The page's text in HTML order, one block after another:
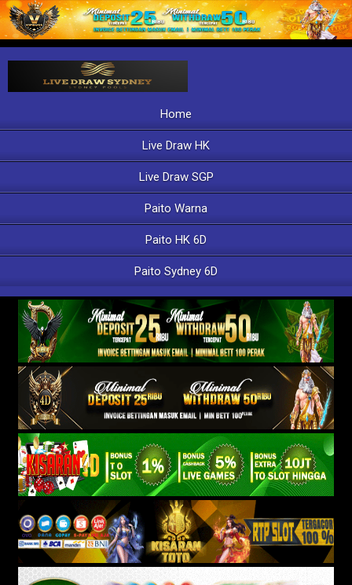
Home
Live Draw HK
Live Draw SGP
Paito Warna
Paito HK 6D
Paito Sydney 6D